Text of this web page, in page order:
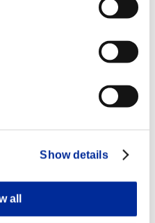
Show details
all